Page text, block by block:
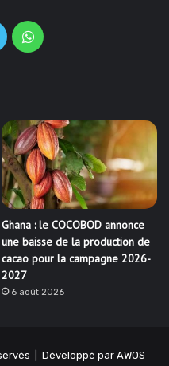
WhatsApp
Ghana : le COCOBOD annonce
une baisse de la production de
cacao pour la campagne 2026-
2027
6 août 2026
| Développé par AWOS